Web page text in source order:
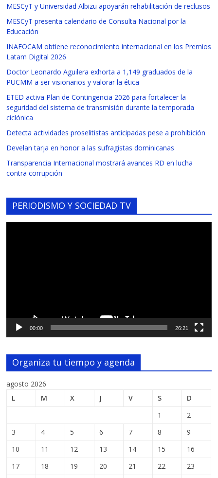
MESCyT y Universidad Albizu apoyarán rehabilitación de reclusos
MESCyT presenta calendario de Consulta Nacional por la
Educación
INAFOCAM obtiene reconocimiento internacional en los Premios
Latam Digital 2026
Doctor Leonardo Aguilera exhorta a 1,149 graduados de la
PUCMM a ser visionarios y valorar la ética
ETED activa Plan de Contingencia 2026 para fortalecer la
seguridad del sistema de transmisión durante la temporada
ciclónica
Detecta actividades proselitistas anticipadas pese a prohibición
Develan tarja en honor a las sufragistas dominicanas
Transparencia Internacional mostrará avances RD en lucha
contra corrupción
PERIODISMO Y SOCIEDAD TV
00:00 26:21
Organiza tu tiempo y agenda
agosto 2026
L
M X J V S
D
1
2
3
4 5 6 7 8
9
10
11 12 13 14 15
16
17
18 19 20 21 22 23